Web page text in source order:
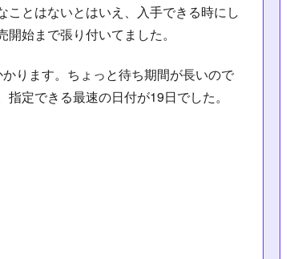
とはないとはいえ、入手できる時にし
始まで張り付いてました。
ります。ちょっと待ち期間が長いので
定できる最速の日付が19日でした。